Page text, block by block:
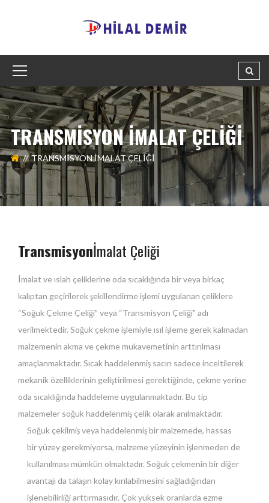
TRANSMISYON İMALAT ÇELIĞI
TRANSMISYON İMALAT ÇELIĞI
Transmisyonİmalat Çeliği
İmalat ve ıslah çeliklerine oda sıcaklığında bir veya birkaç
kalıptan geçirilerek şekillendirme işlemi uygulanan çeliklere
“Soğuk Çekme Çeliği” veya “Transmisyon Çeliği” adı
verilmektedir. Soğuk çekme işlemiyle ısıl işleme gerek kalmadan
malzemenin akma ve çekme mukavemetinin arttırılması
amaçlanmaktadır. Sıcak haddelenmiş sacın sadece inceltilerek
mekanik özelliklerinin geliştirilmesi gerektiğinde, çekme yerine
oda sıcaklığında haddeleme uygulanmaktadır. Bu tip
malzemeler soğuk haddelenmiş çelik olarak anılmaktadır.
Soğuk çekilmiş veya haddelenmiş bir malzemede, hassas
bir yüzey gerekmiyorsa, malzeme yüzeyinin işlenmeden de
kullanılması mümkün olmaktadır. Soğuk çekmenin bir diğer
avantajı da talaşın kolay kırılabilmesini sağladığından
işlenebilirliği arttırmasıdır. Çok yüksek oranlarda ezme